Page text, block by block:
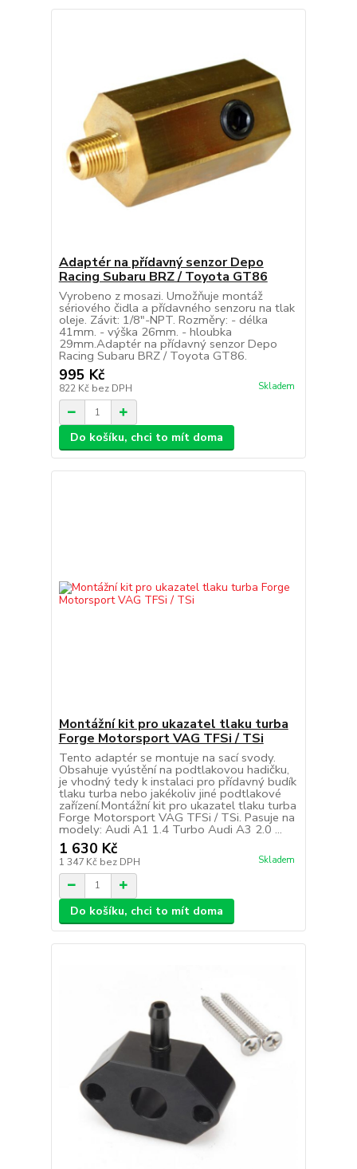
Adaptér na přídavný senzor Depo
Racing Subaru BRZ / Toyota GT86
Vyrobeno z mosazi. Umožňuje montáž
sériového čidla a přídavného senzoru na tlak
oleje. Závit: 1/8"-NPT. Rozměry: - délka
41mm. - výška 26mm. - hloubka
29mm.Adaptér na přídavný senzor Depo
Racing Subaru BRZ / Toyota GT86.
995 Kč
822 Kč bez DPH Skladem
Do košíku, chci to mít doma
Montážní kit pro ukazatel tlaku turba
Forge Motorsport VAG TFSi / TSi
Tento adaptér se montuje na sací svody.
Obsahuje vyústění na podtlakovou hadičku,
je vhodný tedy k instalaci pro přídavný budík
tlaku turba nebo jakékoliv jiné podtlakové
zařízení.Montážní kit pro ukazatel tlaku turba
Forge Motorsport VAG TFSi / TSi. Pasuje na
modely: Audi A1 1.4 Turbo Audi A3 2.0 ...
1 630 Kč
1 347 Kč bez DPH Skladem
Do košíku, chci to mít doma